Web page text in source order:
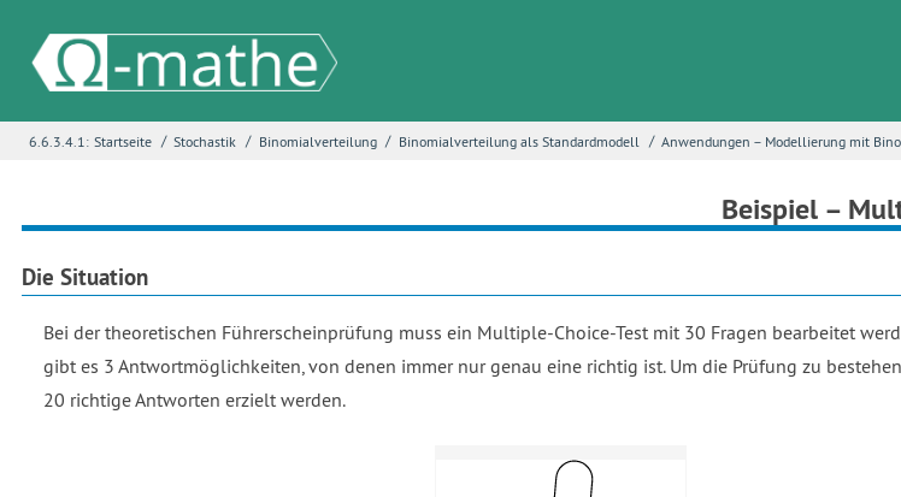
6.6.3.4.1: Startseite / Stochastik / Binomialverteilung / Binomialverteilung als Standardmodell / Anwendungen – Modellierung mit
Beispiel –
Die Situation
Bei der theoretischen Führerscheinprüfung muss ein Multiple-Choice-Test mit 30 Fragen bearbeitet
gibt es 3 Antwortmöglichkeiten, von denen immer nur genau eine richtig ist. Um die Prüfung zu
20 richtige Antworten erzielt werden.
E-Mail
Seite*